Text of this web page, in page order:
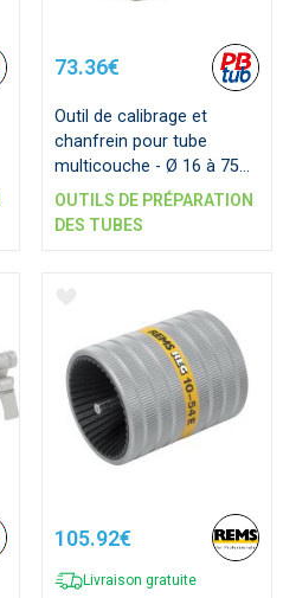
73.36€
Outil de calibrage et
chanfrein pour tube
multicouche - Ø 16 à 75
mm
OUTILS DE PRÉPARATION
DES TUBES
105.92€
Livraison gratuite